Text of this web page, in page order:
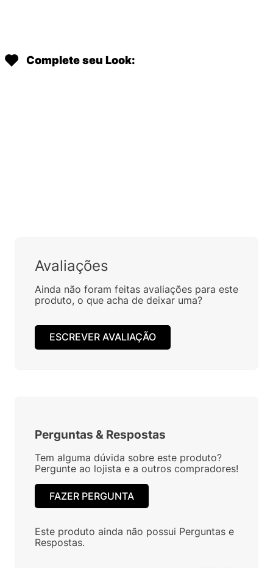
Complete seu Look:
Avaliações
Ainda não foram feitas avaliações para este
produto, o que acha de deixar uma?
ESCREVER AVALIAÇÃO
Perguntas & Respostas
Tem alguma dúvida sobre este produto?
Pergunte ao lojista e a outros compradores!
FAZER PERGUNTA
Este produto ainda não possui Perguntas e
Respostas.